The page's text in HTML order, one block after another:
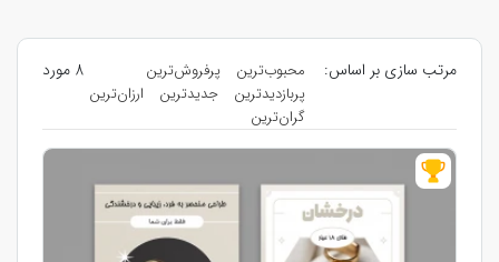
مرتب سازی بر اساس: محبوب‌ترین
پرفروش‌ترین
پربازدیدترین
جدیدترین
ارزان‌ترین
گران‌ترین
8 مورد